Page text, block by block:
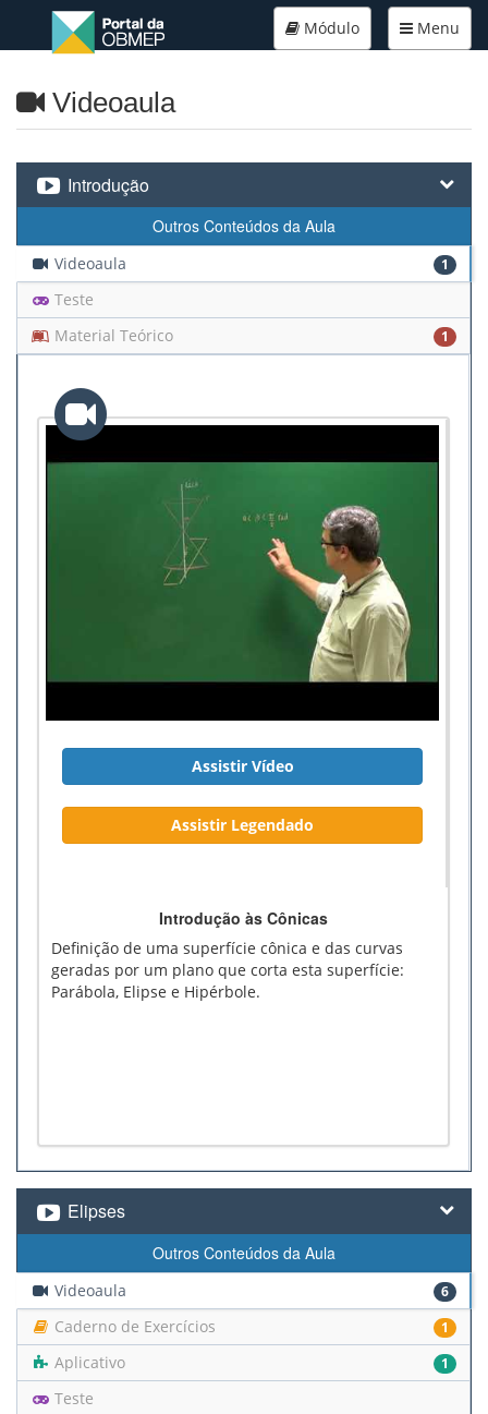
Menu
Módulo
Videoaula
Introdução
Outros Conteúdos da Aula
Videoaula 1
Teste
Material Teórico
1
Assistir Vídeo
Assistir Legendado
Introdução às Cônicas
Definição de uma superfície cônica e das curvas
geradas por um plano que corta esta superfície:
Parábola, Elipse e Hipérbole.
Elipses
Outros Conteúdos da Aula
Videoaula 6
Caderno de Exercícios 1
Aplicativo 1
Teste